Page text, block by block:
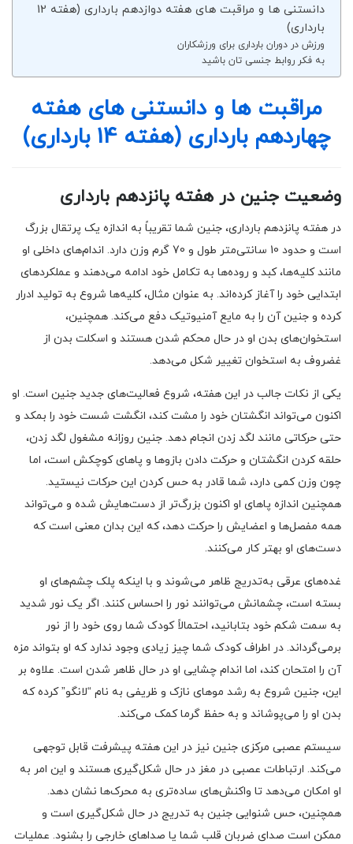
دانستنی ها و مراقبت های هفته دوازدهم بارداری (هفته 12
بارداری)
ورزش در دوران بارداری برای ورزشکاران
به فکر روابط جنسی تان باشید
مراقبت ها و دانستنی های هفته
چهاردهم بارداری (هفته 14 بارداری)
وضعیت جنین در هفته پانزدهم بارداری
در هفته پانزدهم بارداری، جنین شما تقریباً به اندازه یک پرتقال بزرگ
است و حدود 10 سانتی‌متر طول و 70 گرم وزن دارد. اندام‌های داخلی او
مانند کلیه‌ها، کبد و روده‌ها به تکامل خود ادامه می‌دهند و عملکردهای
ابتدایی خود را آغاز کرده‌اند. به عنوان مثال، کلیه‌ها شروع به تولید ادرار
کرده و جنین آن را به مایع آمنیوتیک دفع می‌کند. همچنین،
استخوان‌های بدن او در حال محکم شدن هستند و اسکلت بدن از
غضروف به استخوان تغییر شکل می‌دهد.
یکی از نکات جالب در این هفته، شروع فعالیت‌های جدید جنین است. او
اکنون می‌تواند انگشتان خود را مشت کند، انگشت شست خود را بمکد و
حتی حرکاتی مانند لگد زدن انجام دهد. جنین روزانه مشغول لگد زدن،
حلقه کردن انگشتان و حرکت دادن بازوها و پاهای کوچکش است، اما
چون وزن کمی دارد، شما قادر به حس کردن این حرکات نیستید.
همچنین اندازه پاهای او اکنون بزرگ‌تر از دست‌هایش شده و می‌تواند
همه مفصل‌ها و اعضایش را حرکت دهد، که این بدان معنی است که
دست‌های او بهتر کار می‌کنند.
غده‌های عرقی به‌تدریج ظاهر می‌شوند و با اینکه پلک چشم‌های او
بسته است، چشمانش می‌توانند نور را احساس کنند. اگر یک نور شدید
به سمت شکم خود بتابانید، احتمالاً کودک شما روی خود را از نور
برمی‌گرداند. در اطراف کودک شما چیز زیادی وجود ندارد که او بتواند مزه
آن را امتحان کند، اما اندام چشایی او در حال ظاهر شدن است. علاوه بر
این، جنین شروع به رشد موهای نازک و ظریفی به نام “لانگو” کرده که
بدن او را می‌پوشاند و به حفظ گرما کمک می‌کند.
سیستم عصبی مرکزی جنین نیز در این هفته پیشرفت قابل توجهی
می‌کند. ارتباطات عصبی در مغز در حال شکل‌گیری هستند و این امر به
او امکان می‌دهد تا واکنش‌های ساده‌تری به محرک‌ها نشان دهد.
همچنین، حس شنوایی جنین به تدریج در حال شکل‌گیری است و
ممکن است صدای ضربان قلب شما یا صداهای خارجی را بشنود. عملیات